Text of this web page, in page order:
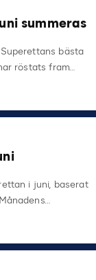
summeras
bästa
röstats fram…
i juni, baserat